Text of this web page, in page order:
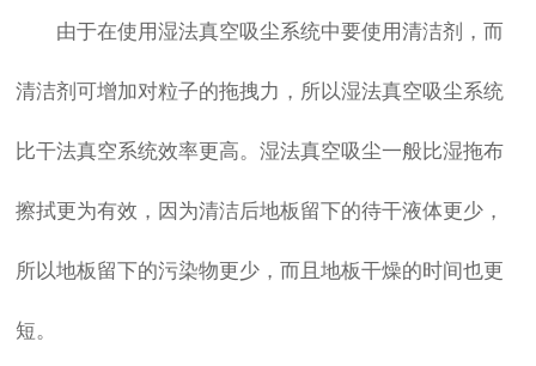
由于在使用湿法真空吸尘系统中要使用清洁剂，而
清洁剂可增加对粒子的拖拽力，所以湿法真空吸尘系统
比干法真空系统效率更高。湿法真空吸尘一般比湿拖布
擦拭更为有效，因为清洁后地板留下的待干液体更少，
所以地板留下的污染物更少，而且地板干燥的时间也更
短。